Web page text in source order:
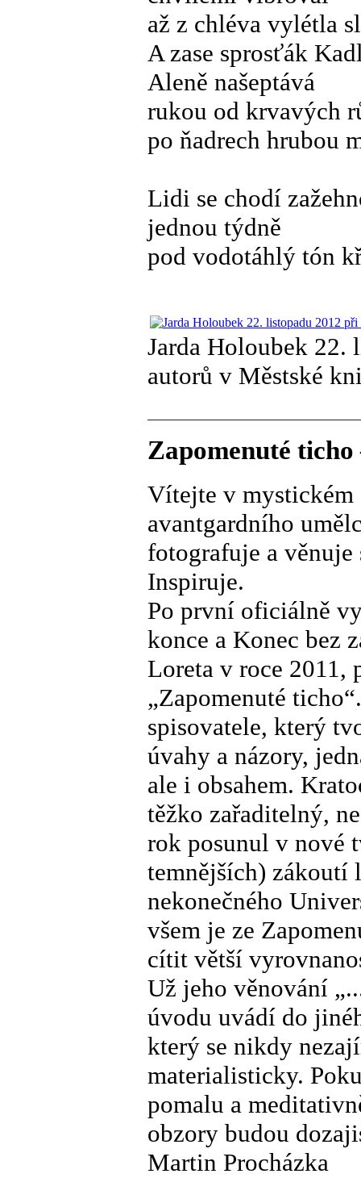
až z chléva vylétla
A zase sprosťák
Aleně našeptává
rukou od krvavých
po ňadrech hrubou
Lidi se chodí
jednou týdně
pod vodotáhlý tón
Jarda Holoubek 22.
autorů v Městské
Zapomenuté
Vítejte v mystickém
avantgardního
fotografuje a
Inspiruje.
Po první oficiálně
konce a Konec bez
Loreta v roce 2011,
„Zapomenuté
spisovatele, který
úvahy a názory,
ale i obsahem.
těžko zařaditelný,
rok posunul v nové
temnějších) zákoutí
nekonečného
všem je ze
cítit větší
Už jeho věnování
úvodu uvádí do
který se nikdy
materialisticky.
pomalu a
obzory budou
Martin Procházka